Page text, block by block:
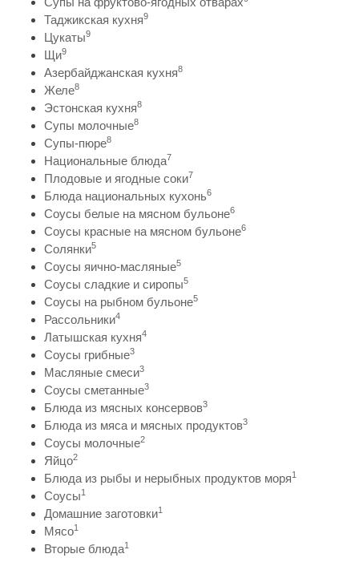
Таджикская кухня9
Цукаты9
Щи9
Азербайджанская кухня8
Желе8
Эстонская кухня8
Супы молочные8
Супы-пюре8
Национальные блюда7
Плодовые и ягодные соки7
Блюда национальных кухонь6
Соусы белые на мясном бульоне6
Соусы красные на мясном бульоне6
Солянки5
Соусы яично-масляные5
Соусы сладкие и сиропы5
Соусы на рыбном бульоне5
Рассольники4
Латышская кухня4
Соусы грибные3
Масляные смеси3
Соусы сметанные3
Блюда из мясных консервов3
Блюда из мяса и мясных продуктов3
Соусы молочные2
Яйцо2
Блюда из рыбы и нерыбных продуктов моря1
Соусы1
Домашние заготовки1
Мясо1
Вторые блюда1